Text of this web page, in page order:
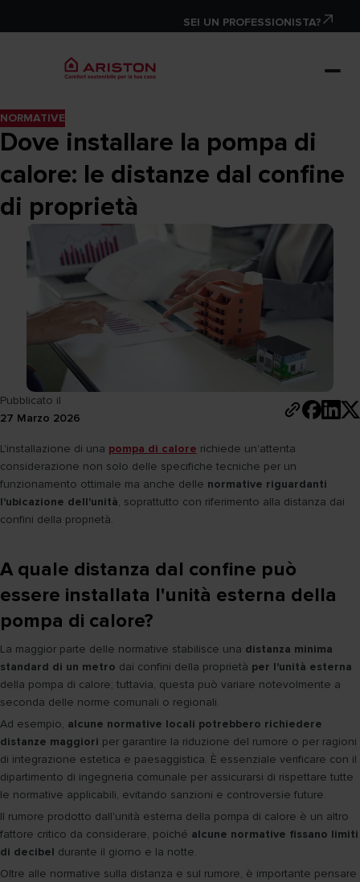
SEI UN PROFESSIONISTA?
NORMATIVE
Dove installare la pompa di
calore: le distanze dal confine
di proprietà
Pubblicato il
27 Marzo 2026
L'installazione di una pompa di calore richiede un'attenta
considerazione non solo delle specifiche tecniche per un
funzionamento ottimale ma anche delle normative riguardanti
l'ubicazione dell'unità, soprattutto con riferimento alla distanza dai
confini della proprietà.
A quale distanza dal confine può
essere installata l'unità esterna della
pompa di calore?
La maggior parte delle normative stabilisce una distanza minima
standard di un metro dai confini della proprietà per l'unità esterna
della pompa di calore; tuttavia, questa può variare notevolmente a
seconda delle norme comunali o regionali.
Ad esempio, alcune normative locali potrebbero richiedere
distanze maggiori per garantire la riduzione del rumore o per ragioni
di integrazione estetica e paesaggistica. È essenziale verificare con il
dipartimento di ingegneria comunale per assicurarsi di rispettare tutte
le normative applicabili, evitando sanzioni e controversie future.
Il rumore prodotto dall'unità esterna della pompa di calore è un altro
fattore critico da considerare, poiché alcune normative fissano limiti
di decibel durante il giorno e la notte.
Oltre alle normative sulla distanza e sul rumore, è importante pensare